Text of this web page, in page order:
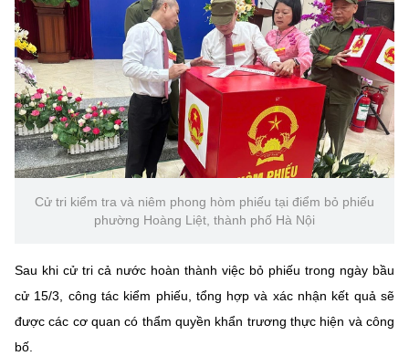
Sở hữu trí tuệ
Tiêu chuẩn, đo lường, chất lượng
Năng lượng nguyên tử
Tin tổng hợp
Tin địa phương
Lấy ý kiến người dân về dự thảo VBQPPL
Khoa học và Công nghệ
Đổi mới sáng tạo
Chuyển đổi số
Bưu chính, Viễn thông
Tiêu chuẩn, đo lường, chất lượng
Năng lượng nguyên tử
Multimedia
THƯ ĐIỆN TỬ
Khác
Videos
Infographic
Ảnh
Chọn ngôn ngữ
Cử tri kiểm tra và niêm phong hòm phiếu tại điểm bỏ phiếu
phường Hoàng Liệt, thành phố Hà Nội
Sau khi cử tri cả nước hoàn thành việc bỏ phiếu trong ngày bầu
cử 15/3, công tác kiểm phiếu, tổng hợp và xác nhận kết quả sẽ
được các cơ quan có thẩm quyền khẩn trương thực hiện và công
bố.